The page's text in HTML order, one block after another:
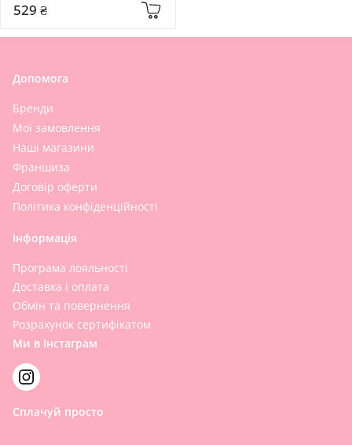
529 ₴
Допомога
Бренди
Мої замовлення
Наші магазини
Франшиза
Договір оферти
Політика конфіденційності
Інформація
Програма лояльності
Доставка і оплата
Обмін та повернення
Розрахунок сертифікатом
Ми в Інстаграм
Сплачуй просто